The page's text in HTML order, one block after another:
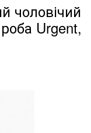
чоловічий
Urgent,